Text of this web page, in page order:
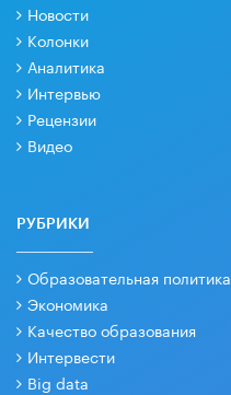
Новости
Колонки
Аналитика
Интервью
Рецензии
Видео
РУБРИКИ
Образовательная политика
Экономика
Качество образования
Интервести
Big data